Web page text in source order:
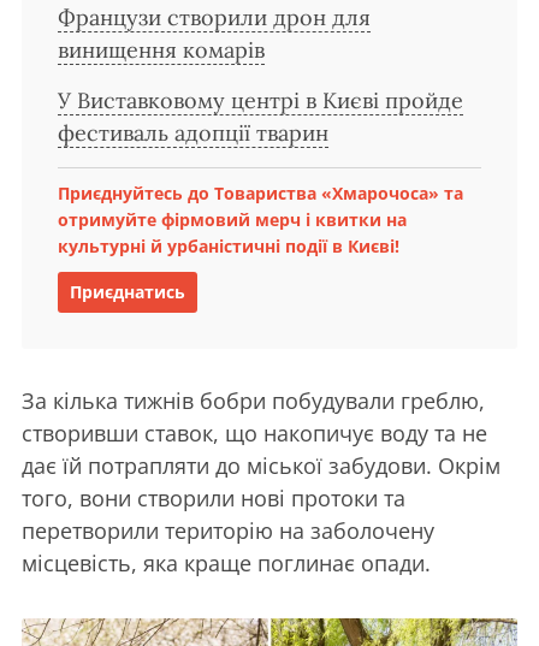
Французи створили дрон для
винищення комарів
У Виставковому центрі в Києві пройде
фестиваль адопції тварин
Приєднуйтесь до Товариства «Хмарочоса» та
отримуйте фірмовий мерч і квитки на
культурні й урбаністичні події в Києві!
Приєднатись
За кілька тижнів бобри побудували греблю,
створивши ставок, що накопичує воду та не
дає їй потрапляти до міської забудови. Окрім
того, вони створили нові протоки та
перетворили територію на заболочену
місцевість, яка краще поглинає опади.